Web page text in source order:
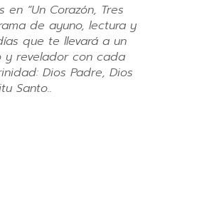
“Un Corazón, Tres
de ayuno, lectura y
que te llevará a un
y revelador con cada
Dios Padre, Dios
Santo..